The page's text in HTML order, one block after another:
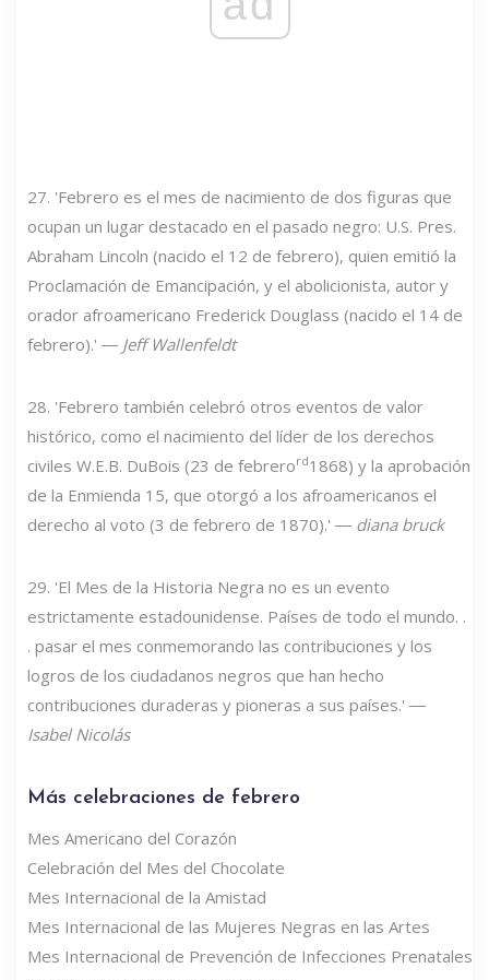
27. 'Febrero es el mes de nacimiento de dos figuras que
ocupan un lugar destacado en el pasado negro: U.S. Pres.
Abraham Lincoln (nacido el 12 de febrero), quien emitió la
Proclamación de Emancipación, y el abolicionista, autor y
orador afroamericano Frederick Douglass (nacido el 14 de
febrero).' ― Jeff Wallenfeldt
28. 'Febrero también celebró otros eventos de valor
histórico, como el nacimiento del líder de los derechos
civiles W.E.B. DuBois (23 de febrerord1868) y la aprobación
de la Enmienda 15, que otorgó a los afroamericanos el
derecho al voto (3 de febrero de 1870).' ― diana bruck
29. 'El Mes de la Historia Negra no es un evento
estrictamente estadounidense. Países de todo el mundo. .
. pasar el mes conmemorando las contribuciones y los
logros de los ciudadanos negros que han hecho
contribuciones duraderas y pioneras a sus países.' ―
Isabel Nicolás
Más celebraciones de febrero
Mes Americano del Corazón
Celebración del Mes del Chocolate
Mes Internacional de la Amistad
Mes Internacional de las Mujeres Negras en las Artes
Mes Internacional de Prevención de Infecciones Prenatales